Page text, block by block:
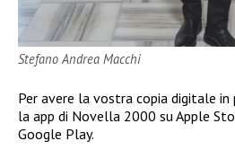
Stefano Andrea Macchi
Per avere la vostra copia digitale
la app di Novella 2000 su Apple
Google Play.